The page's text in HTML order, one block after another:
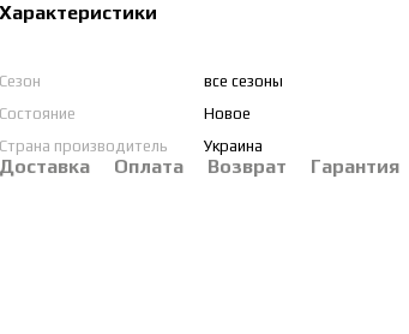
Характеристики
Сезон
все сезоны
Состояние
Новое
Страна производитель
Украина
Доставка Оплата Возврат Гарантия